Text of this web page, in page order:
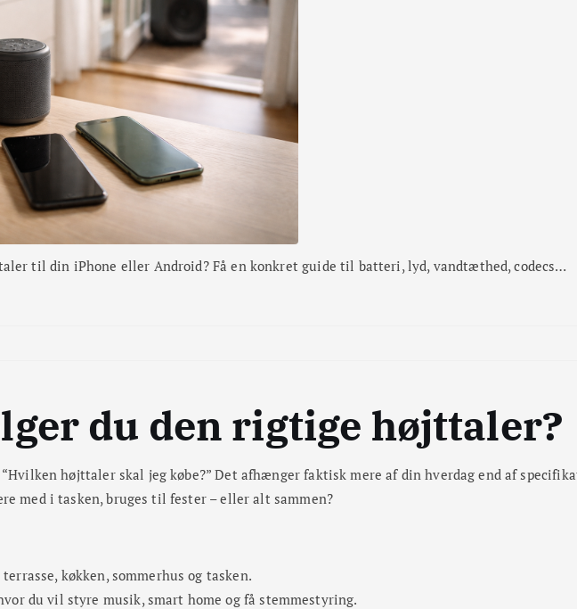
til din iPhone eller Android? Få en konkret guide til batteri, lyd, vandtæthed, codecs…
du den rigtige højttaler?
højttaler skal jeg købe?” Det afhænger faktisk mere af din hverdag end af
med i tasken, bruges til fester – eller alt sammen?
køkken, sommerhus og tasken.
du vil styre musik, smart home og få stemmestyring.